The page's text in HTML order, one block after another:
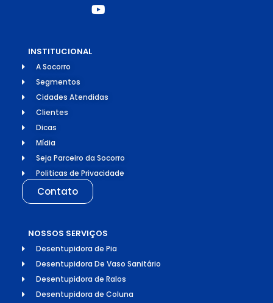
INSTITUCIONAL
A Socorro
Segmentos
Cidades Atendidas
Clientes
Dicas
Mídia
Seja Parceiro da Socorro
Politicas de Privacidade
Contato
NOSSOS SERVIÇOS
Desentupidora de Pia
Desentupidora De Vaso Sanitário
Desentupidora de Ralos
Desentupidora de Coluna